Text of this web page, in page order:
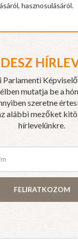
hasznosulásáról.
Parlamenti
mutatja be a
szeretne
alábbi mezőket
hírlevelünkre.
FELIRATKOZOM